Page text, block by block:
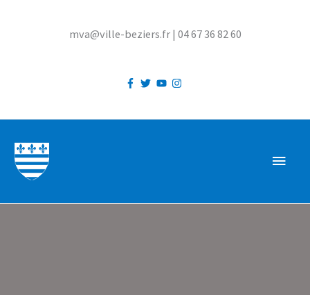
mva@ville-beziers.fr | 04 67 36 82 60